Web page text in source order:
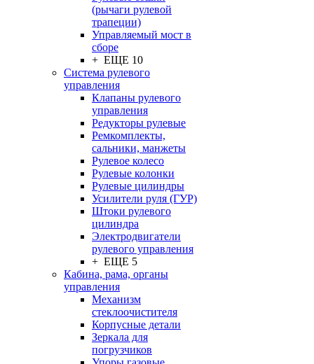
(рычаги рулевой
трапеции)
Управляемый мост в
сборе
+ ЕЩЕ 10
Система рулевого
управления
Клапаны рулевого
управления
Редукторы рулевые
Ремкомплекты,
сальники, манжеты
Рулевое колесо
Рулевые колонки
Рулевые цилиндры
Усилители руля (ГУР)
Штоки рулевого
цилиндра
Электродвигатели
рулевого управления
+ ЕЩЕ 5
Кабина, рама, органы
управления
Механизм
стеклоочистителя
Корпусные детали
Зеркала для
погрузчиков